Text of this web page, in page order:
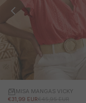
CAMISA MANGAS VICKY
PRECIO DE OFERTA
€31,99 EURPRECIO NORMAL
€45,95 EUR